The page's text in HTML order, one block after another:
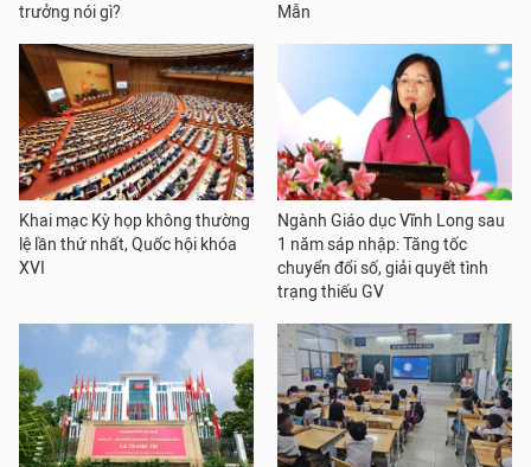
trưởng nói gì?
Mẫn
Khai mạc Kỳ họp không thường
lệ lần thứ nhất, Quốc hội khóa
XVI
Ngành Giáo dục Vĩnh Long sau
1 năm sáp nhập: Tăng tốc
chuyển đổi số, giải quyết tình
trạng thiếu GV